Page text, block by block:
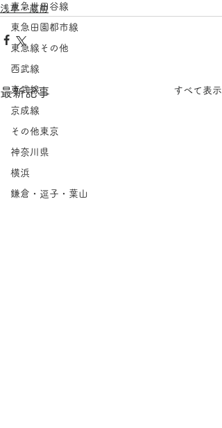
東急世田谷線
東急田園都市線
東急線その他
西武線
東武線
京成線
その他東京
神奈川県
横浜
鎌倉・逗子・葉山
浅草・蔵前
最新記事 すべて表示